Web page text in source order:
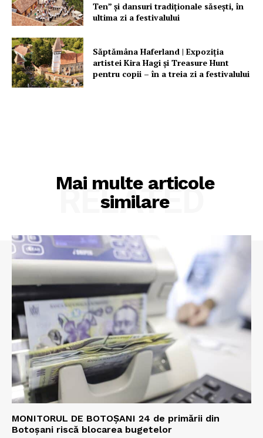
Ten” şi dansuri tradiţionale săseşti, în
ultima zi a festivalului
Săptămâna Haferland | Expoziţia
artistei Kira Hagi şi Treasure Hunt
pentru copii – în a treia zi a festivalului
Mai multe articole
similare
RELATED
MONITORUL DE BOTOȘANI 24 de primării din
Botoșani riscă blocarea bugetelor